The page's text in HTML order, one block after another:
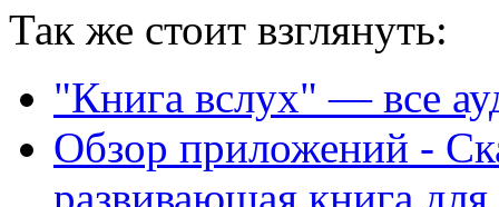
Так же стоит взглянуть:
"Книга вслух" — все
Обзор приложений -
развивающая книга для